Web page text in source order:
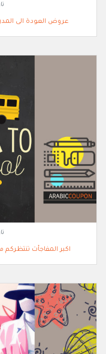
عروض العودة الى المدرسة
اكبر المفاجأت